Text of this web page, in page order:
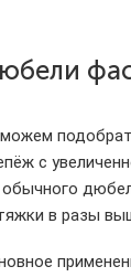
с
в разы